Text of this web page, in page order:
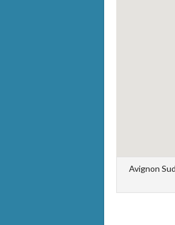
Avignon